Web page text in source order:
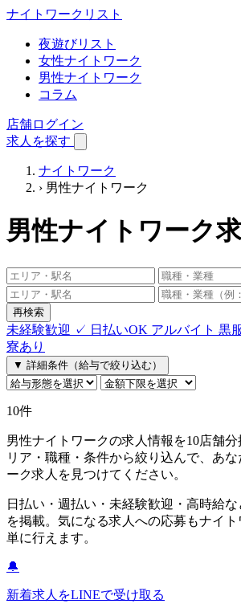
ナイトワーク リスト
夜遊びリスト
女性ナイトワーク
男性ナイトワーク
コラム
店舗ログイン
求人を探す
ナイトワーク
› 男性ナイトワーク
男性ナイトワーク
再検索
未経験歓迎 ✓ 日払いOK アルバイト 黒
寮あり
▼ 詳細条件（給与で絞り込む）
10件
男性ナイトワークの求人情報を10店舗
リア・職種・条件から絞り込んで、あ
ーク求人を見つけてください。
日払い・週払い・未経験歓迎・高時給
を掲載。気になる求人への応募もナイ
単に行えます。
🔔
新着求人をLINEで受け取る